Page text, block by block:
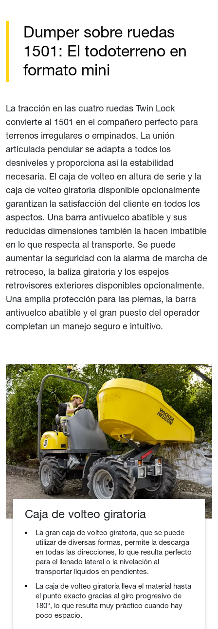
Dumper sobre ruedas
1501: El todoterreno en
formato mini
La tracción en las cuatro ruedas Twin Lock
convierte al 1501 en el compañero perfecto para
terrenos irregulares o empinados. La unión
articulada pendular se adapta a todos los
desniveles y proporciona así la estabilidad
necesaria. El caja de volteo en altura de serie y la
caja de volteo giratoria disponible opcionalmente
garantizan la satisfacción del cliente en todos los
aspectos. Una barra antivuelco abatible y sus
reducidas dimensiones también la hacen imbatible
en lo que respecta al transporte. Se puede
aumentar la seguridad con la alarma de marcha de
retroceso, la baliza giratoria y los espejos
retrovisores exteriores disponibles opcionalmente.
Una amplia protección para las piernas, la barra
antivuelco abatible y el gran puesto del operador
completan un manejo seguro e intuitivo.
Caja de volteo giratoria
La gran caja de volteo giratoria, que se puede
utilizar de diversas formas, permite la descarga
en todas las direcciones, lo que resulta perfecto
para el llenado lateral o la nivelación al
transportar líquidos en pendientes.
La caja de volteo giratoria lleva el material hasta
el punto exacto gracias al giro progresivo de
180°, lo que resulta muy práctico cuando hay
poco espacio.